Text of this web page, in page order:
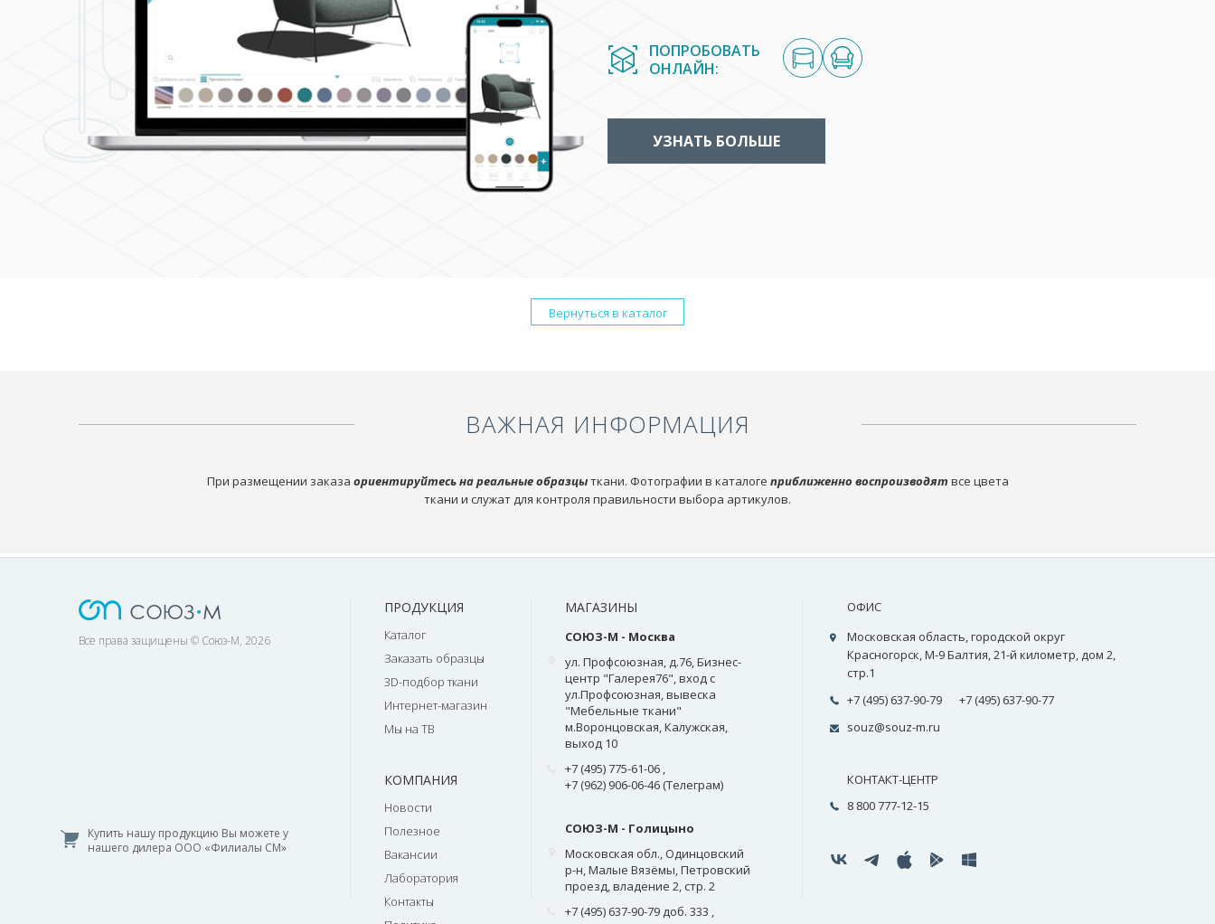
ПОПРОБОВАТЬ
ОНЛАЙН:
УЗНАТЬ БОЛЬШЕ
Вернуться в каталог
ВАЖНАЯ ИНФОРМАЦИЯ
При размещении заказа ориентируйтесь на реальные образцыткани. Фотографии в каталоге приближенно воспроизводят все цвета
ткани и служат для контроля правильности выбора артикулов.
Все права защищены © Союз-М, 2026
Купить нашу продукцию Вы можете у
нашего дилера ООО «Филиалы СМ»
ПРОДУКЦИЯ
Каталог
Заказать образцы
3D-подбор ткани
Интернет-магазин
Мы на ТВ
КОМПАНИЯ
Новости
Полезное
Вакансии
Лаборатория
Контакты
МАГАЗИНЫ
СОЮЗ-М - Москва
ул. Профсоюзная, д.76, Бизнес-
центр "Галерея76", вход с
ул.Профсоюзная, вывеска
"Мебельные ткани"
м.Воронцовская, Калужская,
выход 10
+7 (495) 775-61-06 ,
+7 (962) 906-06-46 (Телеграм)
СОЮЗ-М - Голицыно
Московская обл., Одинцовский
р-н, Малые Вязёмы, Петровский
проезд, владение 2, стр. 2
+7 (495) 637-90-79 доб. 333 ,
ОФИС
Московская область, городской округ
Красногорск, М-9 Балтия, 21-й километр, дом 2,
стр.1
+7 (495) 637-90-79
+7 (495) 637-90-77
souz@souz-m.ru
КОНТАКТ-ЦЕНТР
8 800 777-12-15